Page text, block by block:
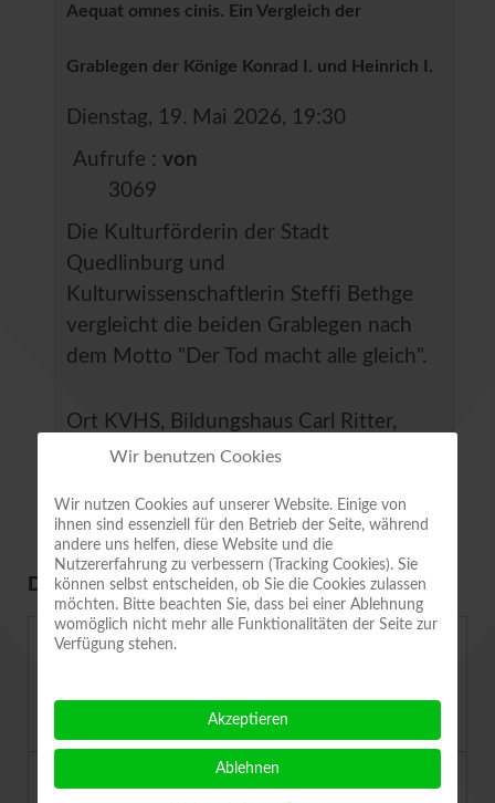
Aequat omnes cinis. Ein Vergleich der
Grablegen der Könige Konrad I. und Heinrich I.
Dienstag, 19. Mai 2026, 19:30
Aufrufe :
3069
von
Die Kulturförderin der Stadt
Quedlinburg und
Kulturwissenschaftlerin Steffi Bethge
vergleicht die beiden Grablegen nach
dem Motto "Der Tod macht alle gleich".
Ort KVHS, Bildungshaus Carl Ritter,
Heiligegeiststraße 8, QLB
DEMNÄCHST IM VEREIN
08.08.2026 - 10:00 Uhr
Saatgutmetropole der Welt
13.08.2026 - 20:00 Uhr
Wir benutzen Cookies
Wir nutzen Cookies auf unserer Website. Einige von
ihnen sind essenziell für den Betrieb der Seite, während
andere uns helfen, diese Website und die
Nutzererfahrung zu verbessern (Tracking Cookies). Sie
können selbst entscheiden, ob Sie die Cookies zulassen
möchten. Bitte beachten Sie, dass bei einer Ablehnung
womöglich nicht mehr alle Funktionalitäten der Seite zur
Verfügung stehen.
Akzeptieren
Ablehnen